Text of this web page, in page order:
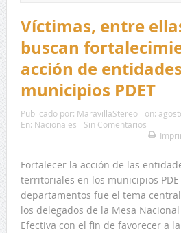
Víctimas, entre
buscan
acción de
municipios PDET
Publicado por: MaravillaStereo on:
En: Nacionales
Sin Comentarios
Fortalecer la acción de las
territoriales en los municipios
departamentos fue el tema
los delegados de la Mesa
Efectiva con el fin de favorecer a